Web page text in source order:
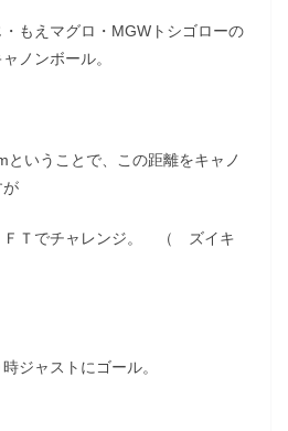
もえマグロ・MGWトシゴローの
ノンボール。
ということで、この距離をキャノ
が
ＦＴでチャレンジ。 （ ズイキ
ジャストにゴール。